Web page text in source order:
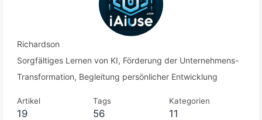
Richardson
Sorgfältiges Lernen von KI, Förderung der Unternehmens-
Transformation, Begleitung persönlicher Entwicklung
Artikel
19
Tags
56
Kategorien
11